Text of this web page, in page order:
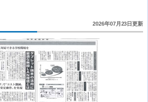
2026年07月23日更新